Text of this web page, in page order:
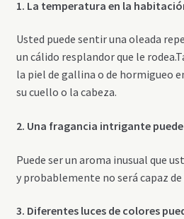
1. La temperatura en la
Usted puede sentir una oleada
un cálido resplandor que le
la piel de gallina o de hormigueo
su cuello o la cabeza.
2. Una fragancia intrigante
Puede ser un aroma inusual que
y probablemente no será capaz
3. Diferentes luces de colores